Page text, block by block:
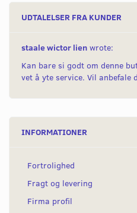
UDTALELSER FRA KUNDER
staale wictor lien wrote:
Kan bare si godt om denne
vet å yte service. Vil anbefale
INFORMATIONER
Fortrolighed
Fragt og levering
Firma profil